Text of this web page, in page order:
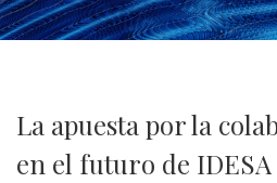
La apuesta por la
en el futuro de IDESA